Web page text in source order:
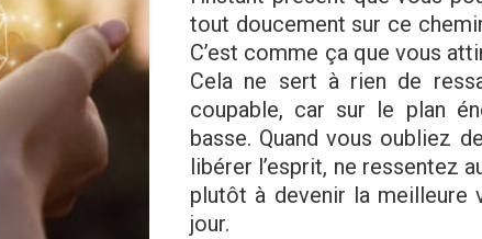
tout doucement sur ce
C’est comme ça que vous
Cela ne sert à rien de
coupable, car sur le plan
basse. Quand vous oubliez
libérer l’esprit, ne ressentez
plutôt à devenir la meilleure
jour.